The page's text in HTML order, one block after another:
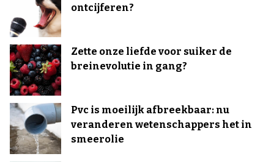
ontcijferen?
Zette onze liefde voor suiker de
breinevolutie in gang?
Pvc is moeilijk afbreekbaar: nu
veranderen wetenschappers het in
smeerolie